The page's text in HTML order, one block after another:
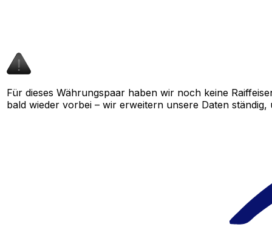
Für dieses Währungspaar haben wir noch keine
bald wieder vorbei – wir erweitern unsere Daten